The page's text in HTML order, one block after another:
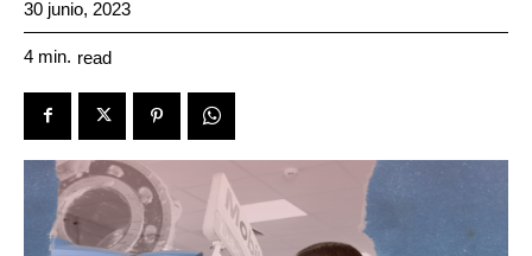
30 junio, 2023
4 min. read